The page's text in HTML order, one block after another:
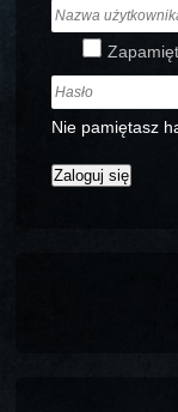
Nie pamiętasz